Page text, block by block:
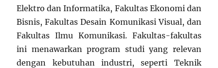
Elektro dan Informatika, Fakultas Ekonomi dan
Bisnis, Fakultas Desain Komunikasi Visual, dan
Fakultas Ilmu Komunikasi. Fakultas-fakultas
ini menawarkan program studi yang relevan
dengan kebutuhan industri, seperti Teknik